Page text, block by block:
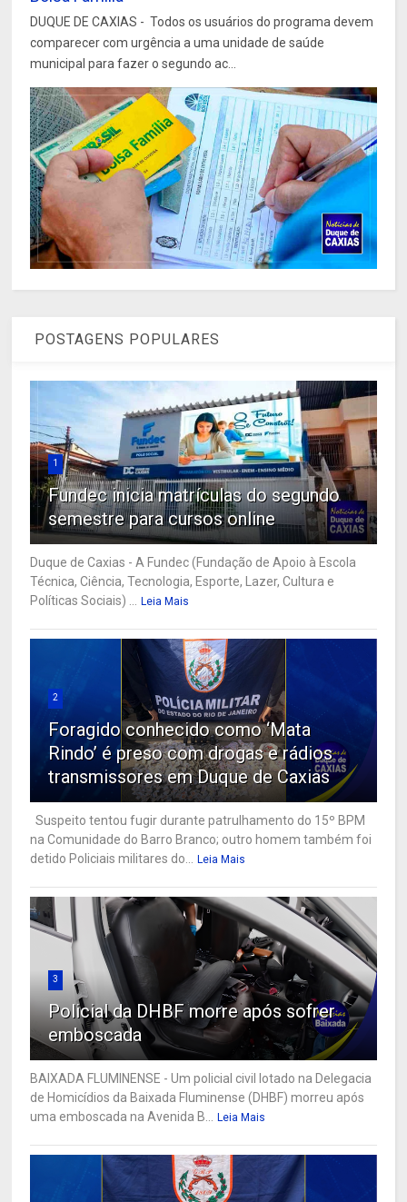
DUQUE DE CAXIAS - Todos os usuários do programa devem
comparecer com urgência a uma unidade de saúde
municipal para fazer o segundo ac...
POSTAGENS POPULARES
1
Fundec inicia matrículas do segundo
semestre para cursos online
Duque de Caxias - A Fundec (Fundação de Apoio à Escola
Técnica, Ciência, Tecnologia, Esporte, Lazer, Cultura e
Políticas Sociais) ...
Leia Mais
2
Foragido conhecido como ‘Mata
Rindo’ é preso com drogas e rádios
transmissores em Duque de Caxias
Suspeito tentou fugir durante patrulhamento do 15º BPM
na Comunidade do Barro Branco; outro homem também foi
detido Policiais militares do...
Leia Mais
3
Policial da DHBF morre após sofrer
emboscada
BAIXADA FLUMINENSE - Um policial civil lotado na Delegacia
de Homicídios da Baixada Fluminense (DHBF) morreu após
uma emboscada na Avenida B...
Leia Mais